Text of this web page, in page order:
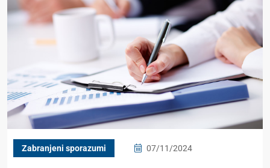
Zabranjeni sporazumi 07/11/2024